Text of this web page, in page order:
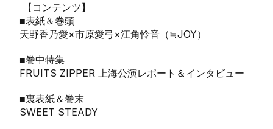
【コンテンツ】
■表紙＆巻頭
天野香乃愛×市原愛弓×江角怜音（≒JOY）
■巻中特集
FRUITS ZIPPER 上海公演レポート＆インタビュー
■裏表紙＆巻末
SWEET STEADY